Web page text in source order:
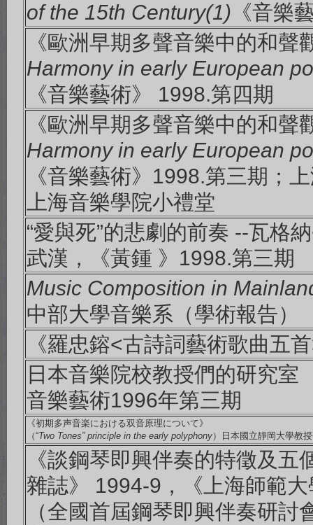
of the 15th Century(1) 《音樂
《歐洲早期多聲音樂中的和聲
Harmony in early European
《音樂藝術》 1998.第四期
《歐洲早期多聲音樂中的和聲
Harmony in early European
《音樂藝術》1998.第三期；
上海音樂學院小禮堂
“愛與死”的悲劇的前奏 --瓦格
武漢，《黃鍾 》1998.第三期
Music Composition in
中部大學音樂系（學術報告）
《羅忠鎔<古詩詞藝術歌曲五
日本音樂院校教授們的研究室
音樂藝術1996年第三期
《初期多声音楽における双音原理について》
（“Two Tones” principle in the early polyphony）日本國立靜岡大學教
《談鋼琴即興伴奏的特徵及
雜誌》 1994-9，《上海師範
（全國首屆鋼琴即興伴奏研